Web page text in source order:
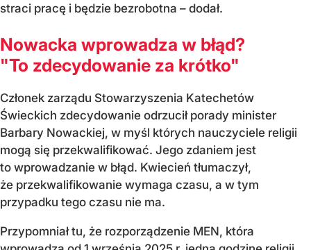
straci pracę i będzie bezrobotna – dodał.
Nowacka wprowadza w błąd?
"To zdecydowanie za krótko"
Członek zarządu Stowarzyszenia Katechetów
Świeckich zdecydowanie odrzucił porady minister
Barbary Nowackiej, w myśl których nauczyciele religii
mogą się przekwalifikować. Jego zdaniem jest
to wprowadzanie w błąd. Kwiecień tłumaczył,
że przekwalifikowanie wymaga czasu, a w tym
przypadku tego czasu nie ma.
Przypomniał tu, że rozporządzenie MEN, która